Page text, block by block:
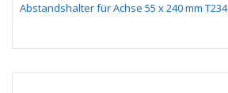
Abstandshalter für Achse 55 x 240 mm T234